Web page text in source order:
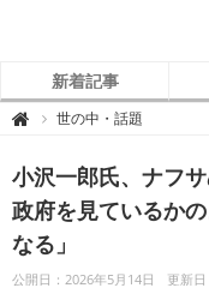
新着記事
 グ
ニ
ュ
ー
ス
世の中・話題
小沢一郎氏、ナフ
政府を見ているか
なる」
公開日：2026年5月14日 更新